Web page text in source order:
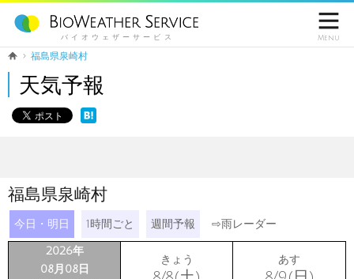
バイオウェザーサービス

Menu
福島県泉崎村
天気予報
福島県泉崎村
今日・明日 1時間ごと 週間予報 ⇨雨レーダー
2026年
08月08日
きょう あす